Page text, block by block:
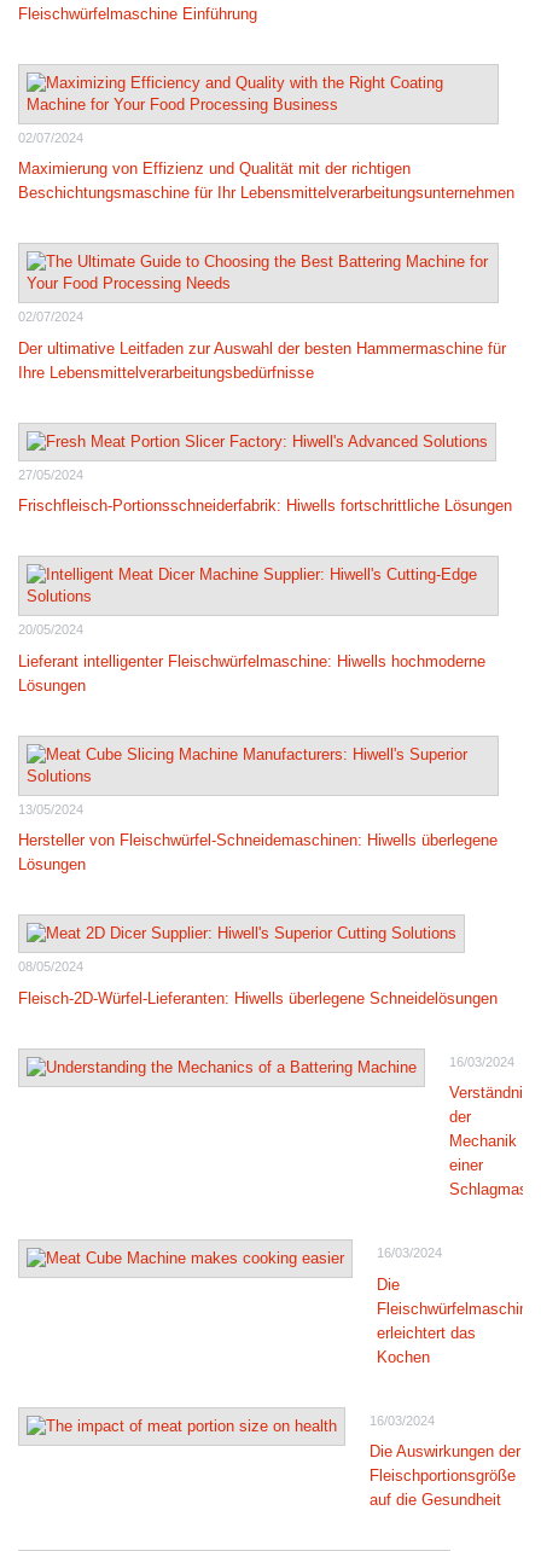
Fleischwürfelmaschine Einführung
02/07/2024
Maximierung von Effizienz und Qualität mit der richtigen
Beschichtungsmaschine für Ihr Lebensmittelverarbeitungsunternehmen
02/07/2024
Der ultimative Leitfaden zur Auswahl der besten Hammermaschine für
Ihre Lebensmittelverarbeitungsbedürfnisse
27/05/2024
Frischfleisch-Portionsschneiderfabrik: Hiwells fortschrittliche Lösungen
20/05/2024
Lieferant intelligenter Fleischwürfelmaschine: Hiwells hochmoderne
Lösungen
13/05/2024
Hersteller von Fleischwürfel-Schneidemaschinen: Hiwells überlegene
Lösungen
08/05/2024
Fleisch-2D-Würfel-Lieferanten: Hiwells überlegene Schneidelösungen
16/03/2024
Verständnis
der
Mechanik
einer
16/03/2024
Die
Fleischwürfelmaschine
erleichtert das
Kochen
16/03/2024
Die Auswirkungen der
Fleischportionsgröße
auf die Gesundheit